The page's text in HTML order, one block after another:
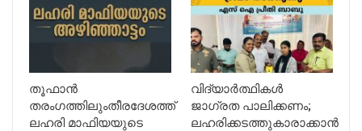
തൂഫാൻ
തരംഗത്തിലുംതീരദേശത്ത്
ലഹരി മാഫിയയുടെ
വിദ്യാർത്ഥികൾ
ജാഗ്രത പാലിക്കണം;
ലഹരിക്കടത്തുകാരാക്കാൻ